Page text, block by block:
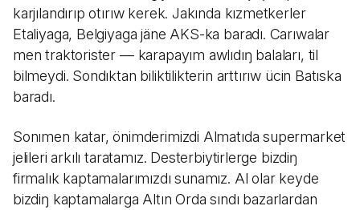
karjılandırıp otırıw kerek. Jakında kızmetkerler
Etaliyaga, Belgiyaga jäne AKS-ka baradı. Carıwalar
men traktorister — karapayım awlıdıŋ balaları, til
bilmeydi. Sondıktan biliktilikterin arttırıw ücin Batıska
baradı.
Sonımen katar, önimderimizdi Almatıda supermarket
jelileri arkılı taratamız. Desterbiytirlerge bizdiŋ
firmalık kaptamalarımızdı sunamız. Al olar keyde
bizdiŋ kaptamalarga Altın Orda sındı bazarlardan